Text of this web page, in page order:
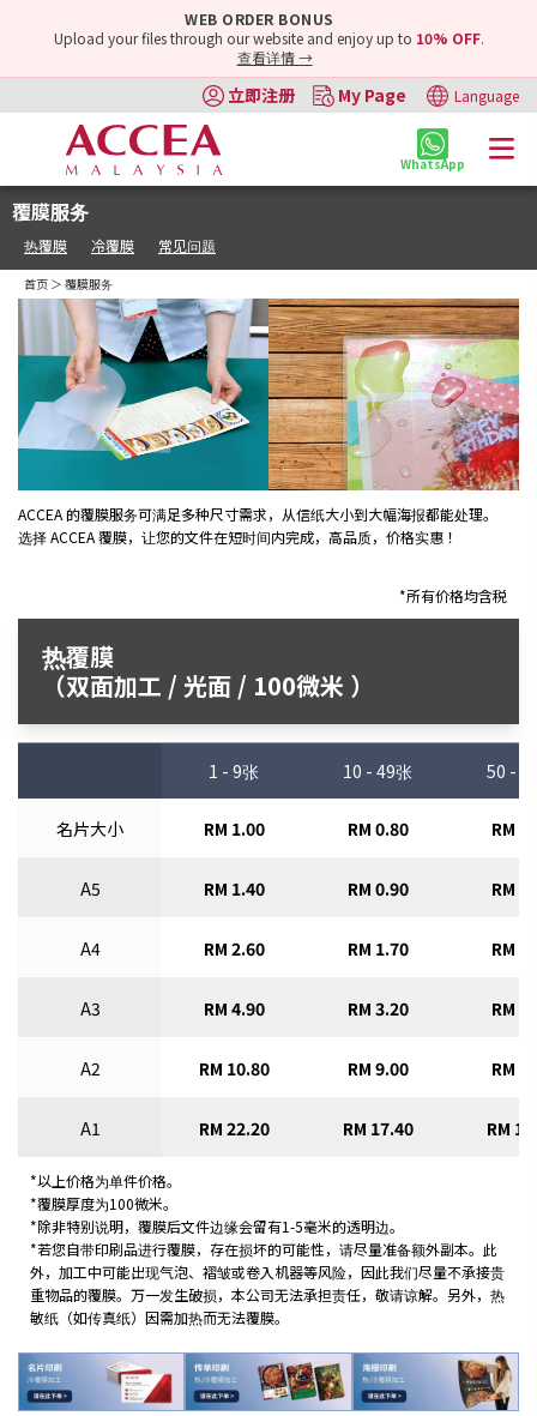
WEB ORDER BONUS
Upload your files through our website and enjoy up to 10% OFF.
查看详情 →
立即注册 My Page Language
WhatsApp
覆膜服务
热覆膜 冷覆膜 常见问题
首页 ＞ 覆膜服务
ACCEA 的覆膜服务可满足多种尺寸需求，从信纸大小到大幅海报都能处理。
选择 ACCEA 覆膜，让您的文件在短时间内完成，高品质，价格实惠！
*所有价格均含税
热覆膜
（双面加工 / 光面 / 100微米 ）
1 - 9张 10 - 49张 50 -
名片大小 RM 1.00 RM 0.80 RM
A5 RM 1.40 RM 0.90 RM
A4 RM 2.60 RM 1.70 RM
A3 RM 4.90 RM 3.20 RM
A2 RM 10.80 RM 9.00 RM
A1 RM 22.20 RM 17.40 RM
*以上价格为单件价格。
*覆膜厚度为100微米。
*除非特别说明，覆膜后文件边缘会留有1-5毫米的透明边。
*若您自带印刷品进行覆膜，存在损坏的可能性，请尽量准备额外副本。此
外，加工中可能出现气泡、褶皱或卷入机器等风险，因此我们尽量不承接贵
重物品的覆膜。万一发生破损，本公司无法承担责任，敬请谅解。另外，热
敏纸（如传真纸）因需加热而无法覆膜。